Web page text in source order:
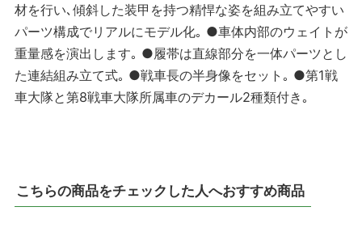
材を行い､傾斜した装甲を持つ精悍な姿を組み立てやすい
パーツ構成でリアルにモデル化｡ ●車体内部のウェイトが
重量感を演出します｡ ●履帯は直線部分を一体パーツとし
た連結組み立て式｡ ●戦車長の半身像をセット｡ ●第1戦
車大隊と第8戦車大隊所属車のデカール2種類付き｡
こちらの商品をチェックした人へおすすめ商品